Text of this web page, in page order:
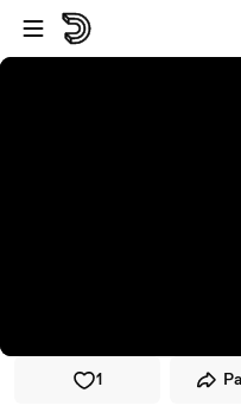
Passer au player
Passer au contenu principal
1